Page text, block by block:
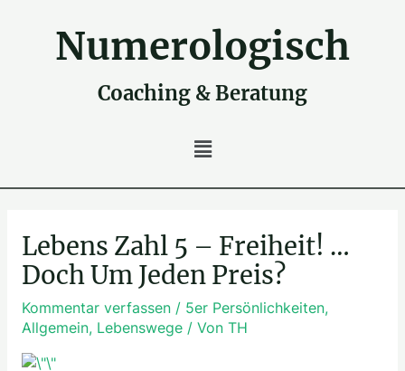
Numerologisch
Coaching & Beratung
Main
Lebens Zahl 5 – Freiheit! …
Doch Um Jeden Preis?
Kommentar verfassen / 5er Persönlichkeiten,
Allgemein, Lebenswege/ Von TH